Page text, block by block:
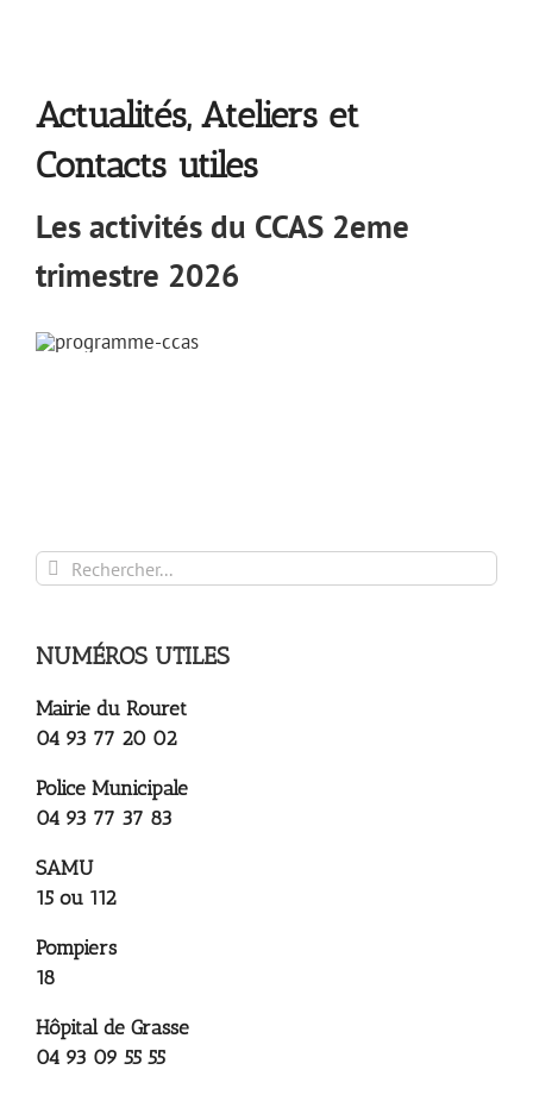
Actualités, Ateliers et
Contacts utiles
Les activités du CCAS 2eme
trimestre 2026
Rechercher:
NUMÉROS UTILES
Mairie du Rouret
04 93 77 20 02
Police Municipale
04 93 77 37 83
SAMU
15 ou 112
Pompiers
18
Hôpital de Grasse
04 93 09 55 55